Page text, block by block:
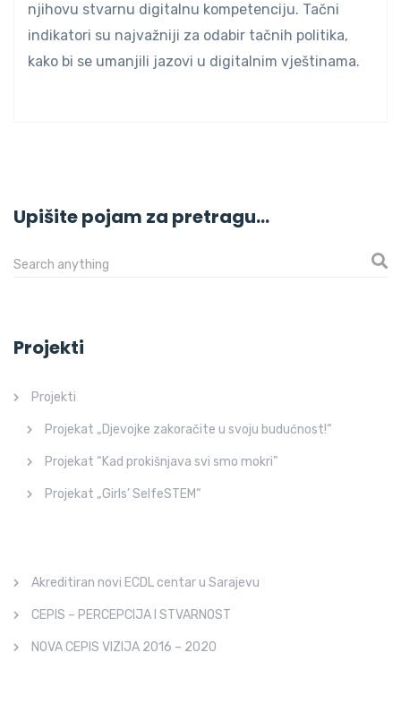
njihovu stvarnu digitalnu kompetenciju. Tačni
indikatori su najvažniji za odabir tačnih politika,
kako bi se umanjili jazovi u digitalnim vještinama.
Upišite pojam za pretragu…
Projekti
Projekti
Projekat „Djevojke zakoračite u svoju budućnost!“
Projekat “Kad prokišnjava svi smo mokri”
Projekat „Girls’ SelfeSTEM“
Akreditiran novi ECDL centar u Sarajevu
CEPIS – PERCEPCIJA I STVARNOST
NOVA CEPIS VIZIJA 2016 – 2020